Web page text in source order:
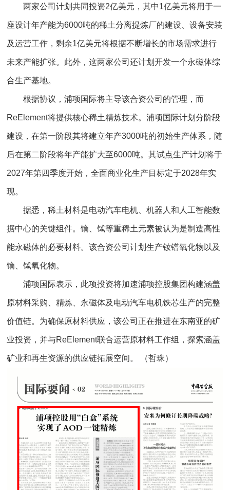
两家公司计划共同投资2亿美元，其中1亿美元将用于一
座设计年产能为6000吨的稀土分离提炼厂的建设、设备安装
及运营工作，剩余1亿美元将根据不断增长的市场需求进行
未来产能扩张。此外，这两家公司还计划开发一个永磁体综
合生产基地。
根据协议，浦项国际将主导该合资公司的管理，而
ReElement将提供核心稀土精炼技术。浦项国际计划分阶段
建设，在第一阶段其将建立年产3000吨的初始生产体系，随
后在第二阶段将年产能扩大至6000吨。其试点生产计划将于
2027年第四季度开始，全面商业化生产目标定于2028年实
现。
据悉，稀土材料是电动汽车电机、机器人和人工智能数
据中心的关键组件。镝、铽等重稀土元素被认为是制造高性
能永磁体的必要材料。该合资公司计划生产钕镨氧化物以及
镝、铽氧化物。
浦项国际表示，此项投资将加速浦项控股集团构建涵盖
原材料采购、精炼、永磁体及电动汽车电机铁芯生产的完整
价值链。为确保原材料供应，该公司正在推进在东南亚的矿
业投资，并与ReElement联合运营原材料工作组，探索涵盖
矿业和再生资源的供应链拓展空间。 （哲珠）